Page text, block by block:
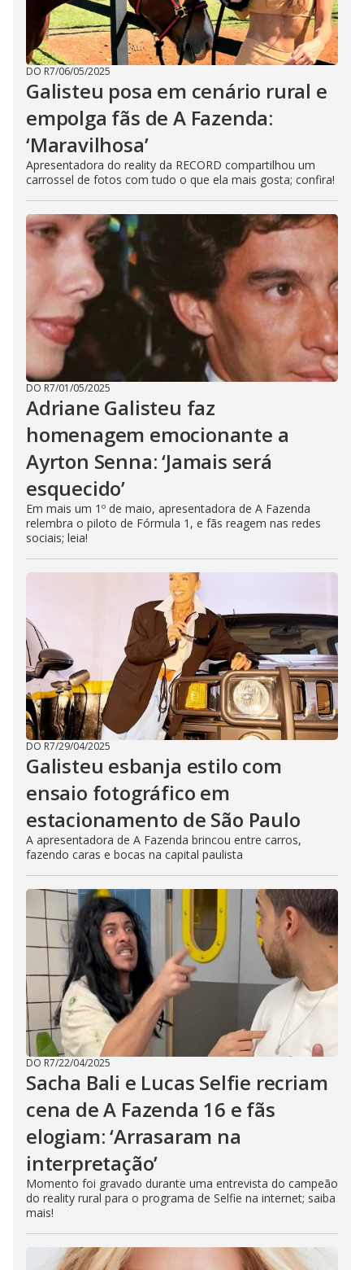
DO R7/06/05/2025
Galisteu posa em cenário rural e
empolga fãs de A Fazenda:
‘Maravilhosa’
Apresentadora do reality da RECORD compartilhou um
carrossel de fotos com tudo o que ela mais gosta; confira!
DO R7/01/05/2025
Adriane Galisteu faz
homenagem emocionante a
Ayrton Senna: ‘Jamais será
esquecido’
Em mais um 1º de maio, apresentadora de A Fazenda
relembra o piloto de Fórmula 1, e fãs reagem nas redes
sociais; leia!
DO R7/29/04/2025
Galisteu esbanja estilo com
ensaio fotográfico em
estacionamento de São Paulo
A apresentadora de A Fazenda brincou entre carros,
fazendo caras e bocas na capital paulista
DO R7/22/04/2025
Sacha Bali e Lucas Selfie recriam
cena de A Fazenda 16 e fãs
elogiam: ‘Arrasaram na
interpretação’
Momento foi gravado durante uma entrevista do campeão
do reality rural para o programa de Selfie na internet; saiba
mais!